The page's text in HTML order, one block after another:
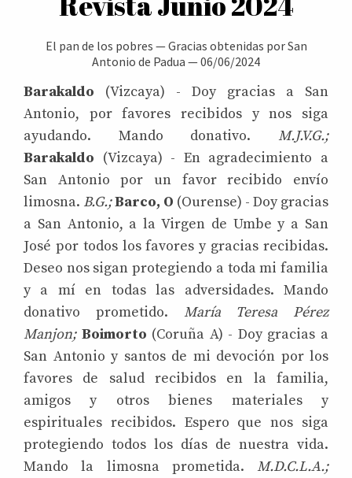
El pan de los pobres —Gracias obtenidas por San
Antonio de Padua —06/06/2024
Barakaldo (Vizcaya) - Doy gracias a San
Antonio, por favores recibidos y nos siga
ayudando. Mando donativo. M.J.V.G.;
Barakaldo (Vizcaya) - En agradecimiento a
San Antonio por un favor recibido envío
limosna. B.G.;Barco, O (Ourense) - Doy gracias
a San Antonio, a la Virgen de Umbe y a San
José por todos los favores y gracias recibidas.
Deseo nos sigan protegiendo a toda mi familia
y a mí en todas las adversidades. Mando
donativo prometido. María Teresa Pérez
Manjon; Boimorto (Coruña A) - Doy gracias a
San Antonio y santos de mi devoción por los
favores de salud recibidos en la familia,
amigos y otros bienes materiales y
espirituales recibidos. Espero que nos siga
protegiendo todos los días de nuestra vida.
Mando la limosna prometida. M.D.C.L.A.;